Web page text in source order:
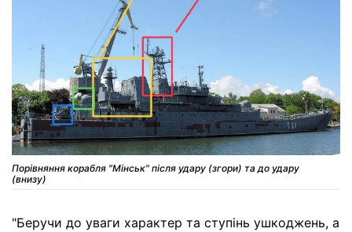
Порівняння корабля "Мінськ" після удару (згори) та до удару
(внизу)
"Беручи до уваги характер та ступінь ушкоджень, а